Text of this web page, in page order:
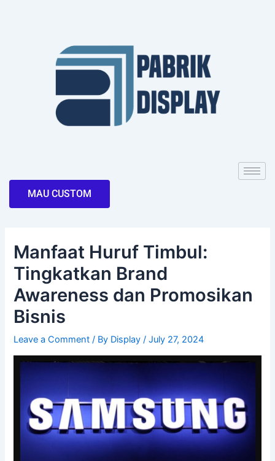
MAU CUSTOM
Manfaat Huruf Timbul:
Tingkatkan Brand
Awareness dan Promosikan
Bisnis
Leave a Comment / By Display/July 27, 2024